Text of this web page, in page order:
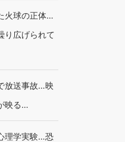
火球の正体…
り広げられて
放送事故…映
映る…
理学実験…恐